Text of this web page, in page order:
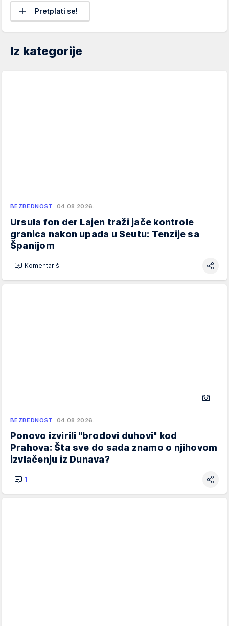
Pretplati se!
Iz kategorije
BEZBEDNOST 04.08.2026.
Ursula fon der Lajen traži jače kontrole
granica nakon upada u Seutu: Tenzije sa
Španijom
Komentariši
BEZBEDNOST 04.08.2026.
Ponovo izvirili "brodovi duhovi" kod
Prahova: Šta sve do sada znamo o njihovom
izvlačenju iz Dunava?
1